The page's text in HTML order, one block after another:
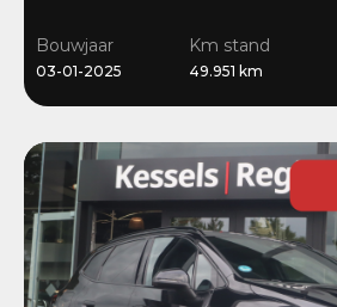
El.klep | 18”
Bouwjaar
03-01-2025
Km stand
49.951 km